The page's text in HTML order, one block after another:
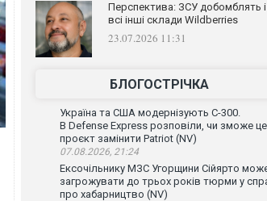
Перспектива: ЗСУ добомблять і
всі інші склади Wildberries
23.07.2026 11:31
БЛОГОСТРІЧКА
Україна та США модернізують С-300.
В Defense Express розповіли, чи зможе
проєкт замінити Patriot (NV)
07.08.2026, 21:24
Ексочільнику МЗС Угорщини Сійярто
загрожувати до трьох років тюрми у
про хабарництво (NV)